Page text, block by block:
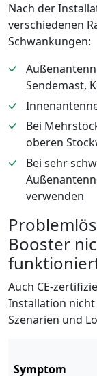
Nach der
verschiedenen
Schwankungen:
Sendemast,
Bei
oberen
Bei sehr
verwenden
Booster
Auch CE-
Installation
Szenarien und
Symptom